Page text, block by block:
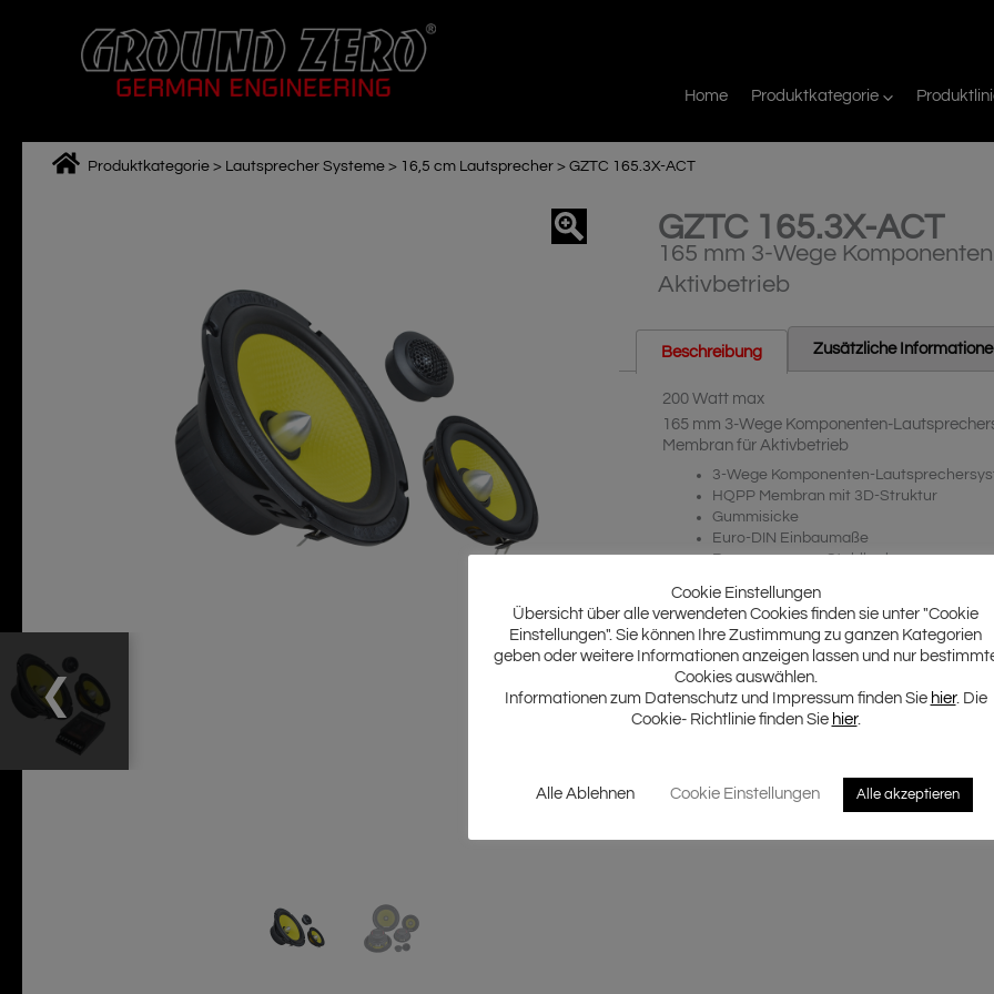
Home Produktkategorie
Produktkategorie> Lautsprecher Systeme> 16,5 cm Lautsprecher> GZTC 165.3X-ACT
GZTC 165.3X-ACT
165 mm 3-Wege
Aktivbetrieb
Beschreibung Zusätzliche
200 Watt max
165 mm 3-Wege Komponenten-
Membran für Aktivbetrieb
3-Wege Komponenten-
HQPP Membran mit 3D-Struktur
Gummisicke
Euro-DIN Einbaumaße
Resonanzarmer Stahlkorb
19 mm Hochtöner mit Seidenkalotte
Ferrit Magnet
Inkl. Hexagon-Schutzgitter
Cookie Einstellungen
Übersicht über alle verwendeten Cookies finden sie unter "Cookie
Einstellungen". Sie können Ihre Zustimmung zu ganzen Kategorien
geben oder weitere Informationen anzeigen lassen und nur
Cookies auswählen.
Informationen zum Datenschutz und Impressum finden Sie hier. Die
Cookie- Richtlinie finden Sie hier.
Alle Ablehnen Cookie Einstellungen Alle akzeptieren